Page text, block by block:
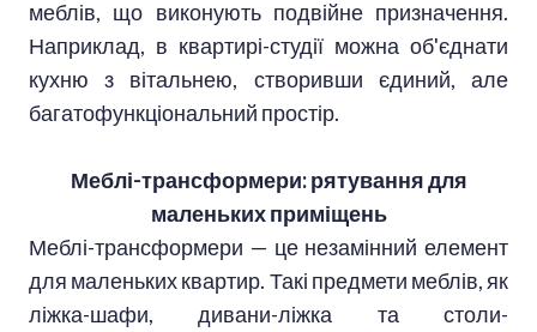
меблів, що виконують подвійне призначення.
Наприклад, в квартирі-студії можна об'єднати
кухню з вітальнею, створивши єдиний, але
багатофункціональний простір.
Меблі-трансформери: рятування для
маленьких приміщень
Меблі-трансформери — це незамінний елемент
для маленьких квартир. Такі предмети меблів, як
ліжка-шафи, дивани-ліжка та столи-